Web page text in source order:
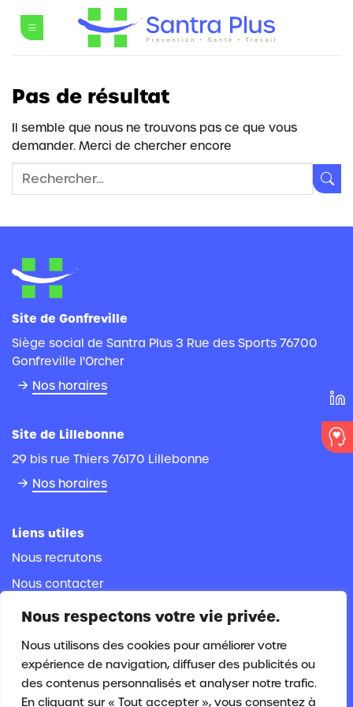
Nous respectons votre vie privée.
Nous utilisons des cookies pour améliorer votre
expérience de navigation, diffuser des publicités ou
des contenus personnalisés et analyser notre trafic.
En cliquant sur « Tout accepter », vous consentez à
Pas de résultat
Il semble que nous ne trouvons pas ce que vous
demander. Merci de chercher encore
Site de Gonfreville
Siège social de Santra Plus 3 Rue des Sports 76700
Gonfreville l'Orcher
Nos horaires
Site de Lillebonne
29 bis rue Thiers 76170 Lillebonne
Nos horaires
Liens utiles
Nous recrutons
Nous contacter
Espace documentaire
Espace salarié